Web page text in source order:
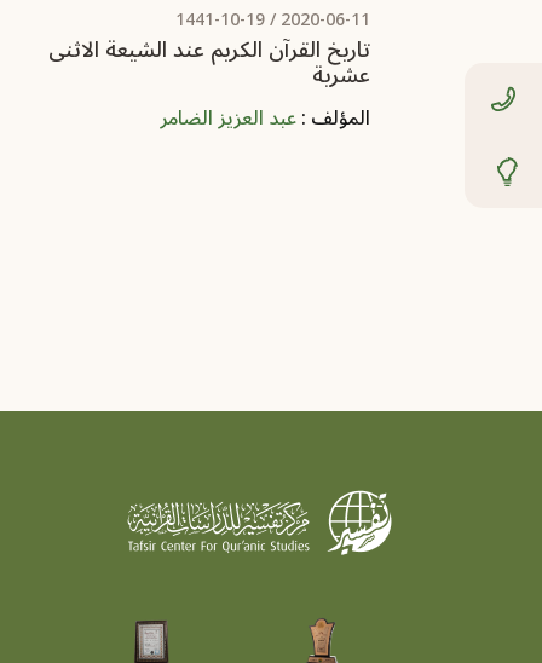
2020-06-11
/ 1441-10-19
تاريخ القرآن الكريم عند الشيعة الاثنى
عشرية
المؤلف :عبد العزيز الضامر